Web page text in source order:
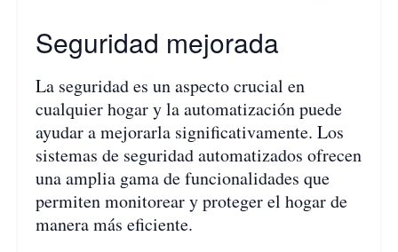
Seguridad mejorada
La seguridad es un aspecto crucial en
cualquier hogar y la automatización puede
ayudar a mejorarla significativamente. Los
sistemas de seguridad automatizados ofrecen
una amplia gama de funcionalidades que
permiten monitorear y proteger el hogar de
manera más eficiente.